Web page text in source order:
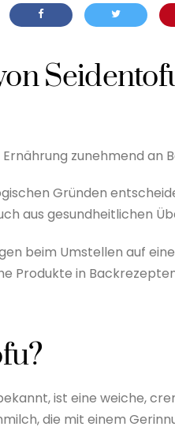
zunehmend an
Gründen
aus gesundheitlichen
beim Umstellen auf
Produkte in
bekannt, ist eine weiche,
die mit einem